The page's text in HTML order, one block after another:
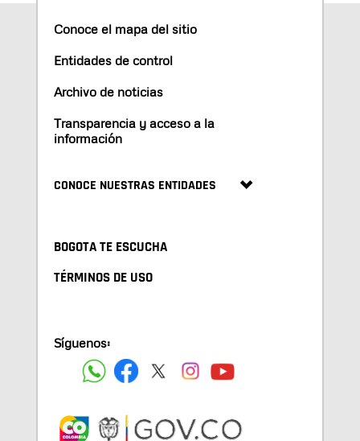
Conoce el mapa del sitio
Entidades de control
Archivo de noticias
Transparencia y acceso a la
información
CONOCE NUESTRAS ENTIDADES
BOGOTA TE ESCUCHA
TÉRMINOS DE USO
Síguenos: